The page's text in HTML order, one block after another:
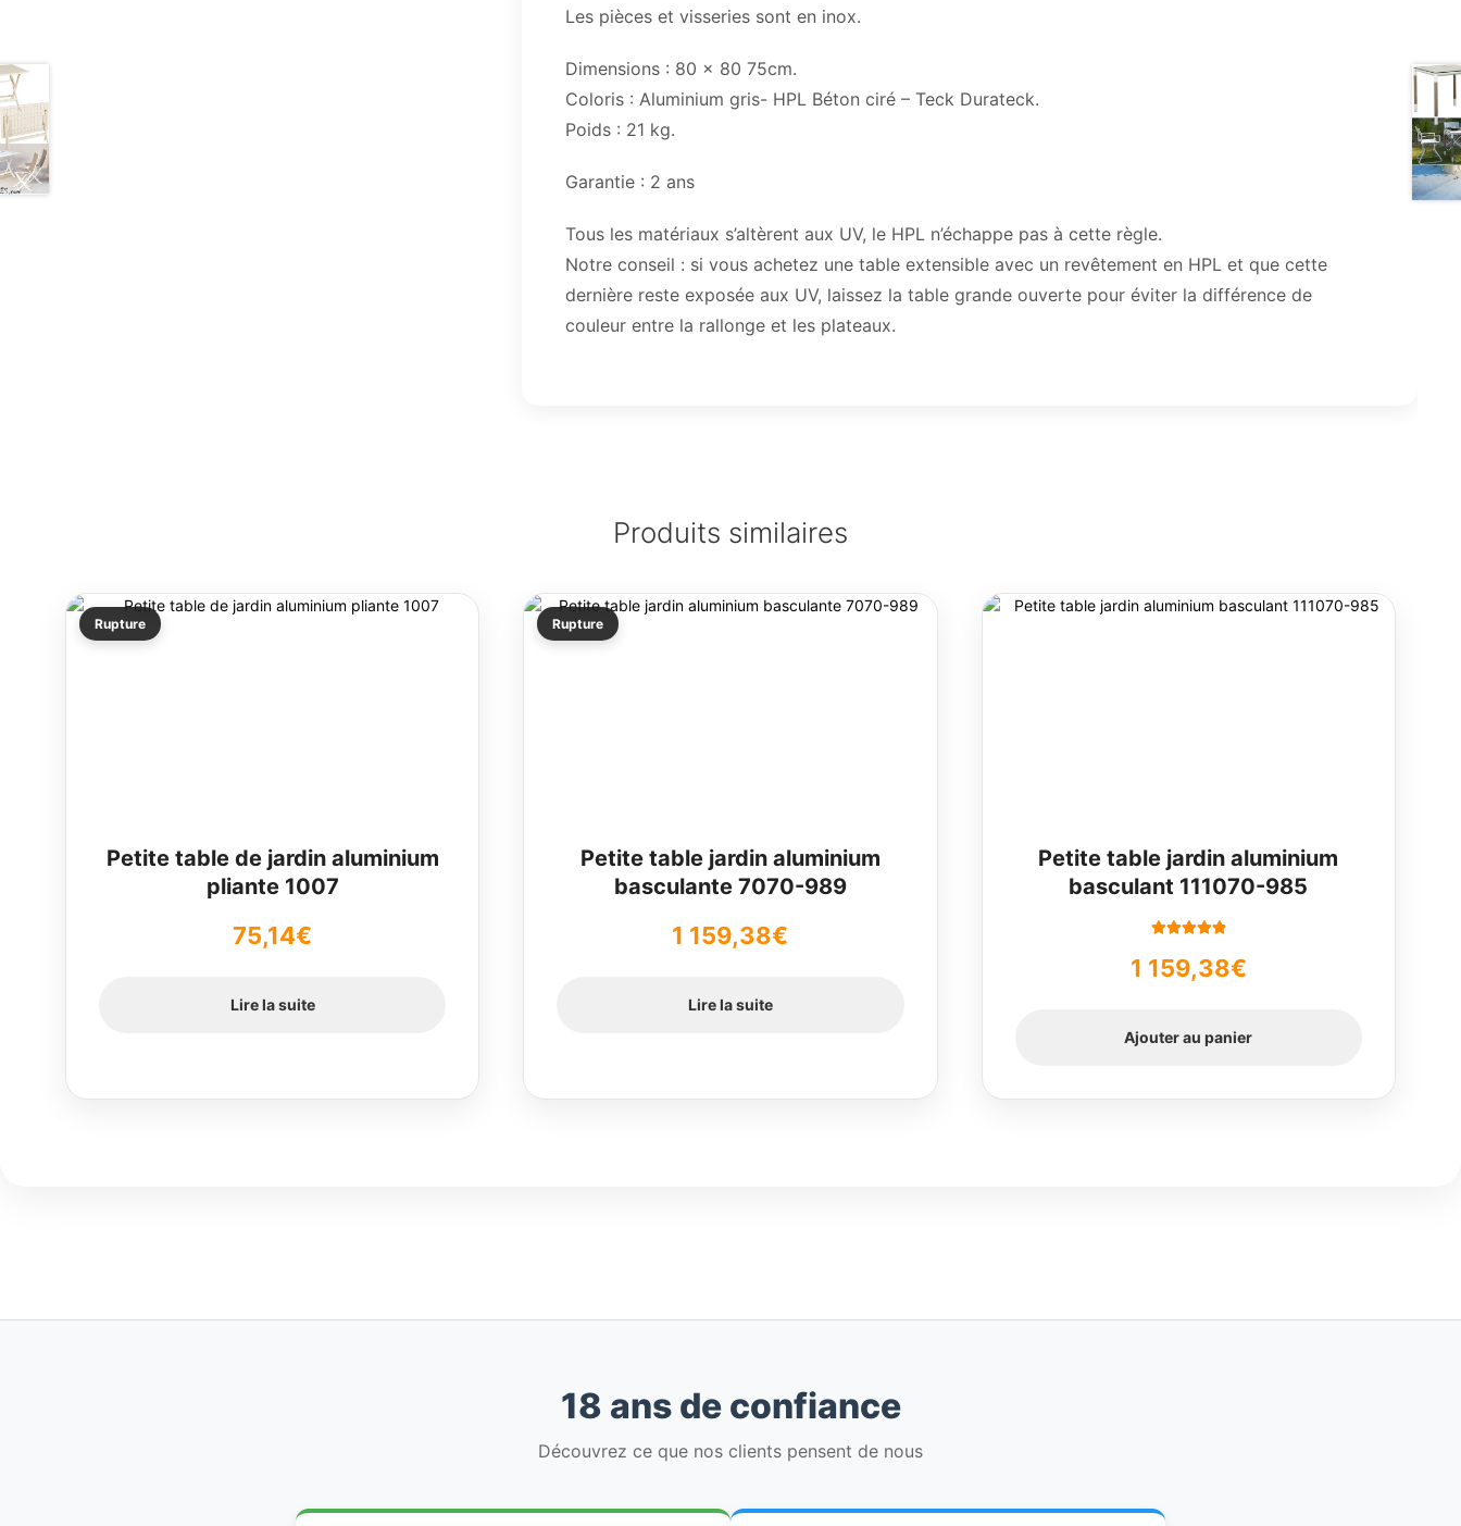
Les pièces et visseries sont en inox.
Dimensions : 80 x 80 75cm.
Coloris : Aluminium gris- HPL Béton ciré – Teck Durateck.
Poids : 21 kg.
Garantie : 2 ans
Tous les matériaux s’altèrent aux UV, le HPL n’échappe pas à cette règle.
Notre conseil : si vous achetez une table extensible avec un revêtement en HPL et que cette
dernière reste exposée aux UV, laissez la table grande ouverte pour éviter la différence de
couleur entre la rallonge et les plateaux.
Produits similaires
Rupture
Petite table de jardin aluminium
pliante 1007
75,14€
Lire la suite
Rupture
Petite table jardin aluminium
basculante 7070-989
1 159,38€
Lire la suite
Petite table jardin aluminium
basculant 111070-985
5
1 159,38€
Ajouter au panier
18 ans de confiance
Découvrez ce que nos clients pensent de nous